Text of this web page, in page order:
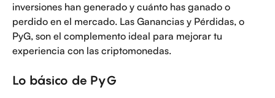
inversiones han generado y cuánto has ganado o
perdido en el mercado. Las Ganancias y Pérdidas, o
PyG, son el complemento ideal para mejorar tu
experiencia con las criptomonedas.
Lo básico de PyG